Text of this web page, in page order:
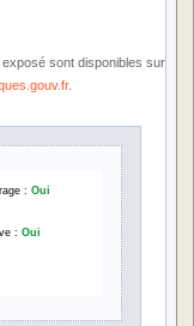
sont disponibles sur
.
:Oui
:Oui